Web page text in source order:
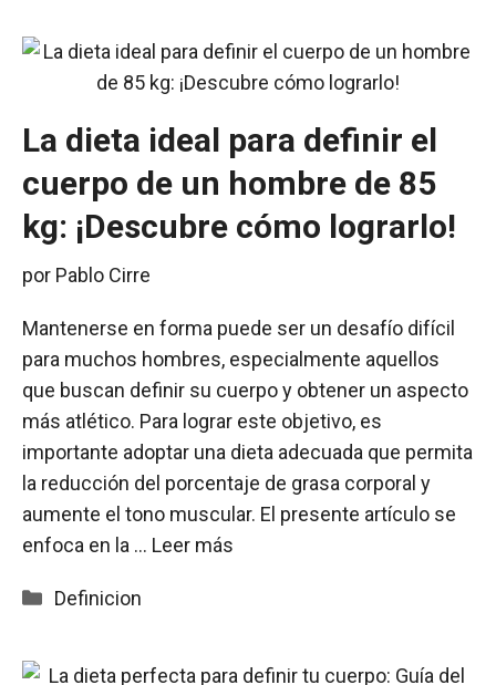
La dieta ideal para definir el
cuerpo de un hombre de 85
kg: ¡Descubre cómo lograrlo!
por Pablo Cirre
Mantenerse en forma puede ser un desafío difícil
para muchos hombres, especialmente aquellos
que buscan definir su cuerpo y obtener un aspecto
más atlético. Para lograr este objetivo, es
importante adoptar una dieta adecuada que permita
la reducción del porcentaje de grasa corporal y
aumente el tono muscular. El presente artículo se
enfoca en la … Leer más
Categorías
Definicion